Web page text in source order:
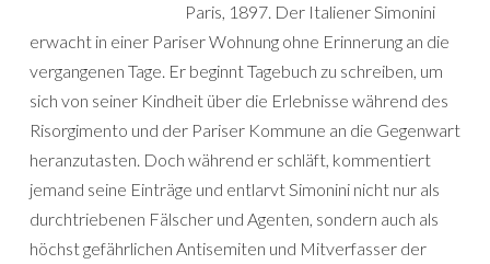
Paris, 1897. Der Italiener Simonini
erwacht in einer Pariser Wohnung ohne Erinnerung an die
vergangenen Tage. Er beginnt Tagebuch zu schreiben, um
sich von seiner Kindheit über die Erlebnisse während des
Risorgimento und der Pariser Kommune an die Gegenwart
heranzutasten. Doch während er schläft, kommentiert
jemand seine Einträge und entlarvt Simonini nicht nur als
durchtriebenen Fälscher und Agenten, sondern auch als
höchst gefährlichen Antisemiten und Mitverfasser der